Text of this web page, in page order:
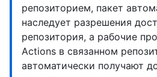
репозиторием, пакет
наследует разрешения
репозитория, а рабочие
Actions в связанном
автоматически получают